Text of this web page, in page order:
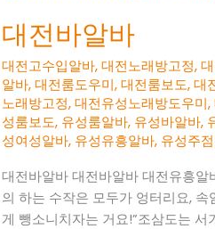
대전바알바
대전고수입알바,대전노래방고정,
알바,대전룸도우미,대전룸보도,대
노래방고정,대전유성노래방도우미,
성룸보도, 유성룸알바, 유성바알바,
성여성알바, 유성유흥알바, 유성주
대전바알바 대전바알바 대전유흥
의 하는 수작은 모두가 엉터리요,
게 뺑소니치자는 거요!”조삼도는